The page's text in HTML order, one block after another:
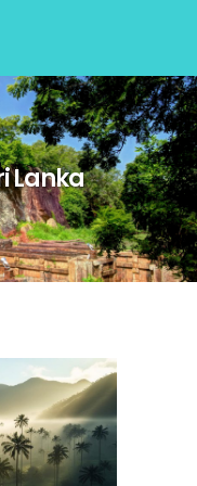
Lanka